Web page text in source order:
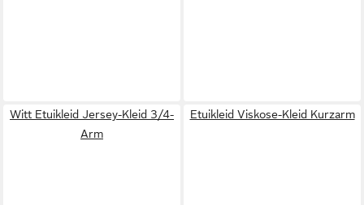
Witt Etuikleid Jersey-Kleid 3/4-
Arm
Etuikleid Viskose-Kleid Kurzarm